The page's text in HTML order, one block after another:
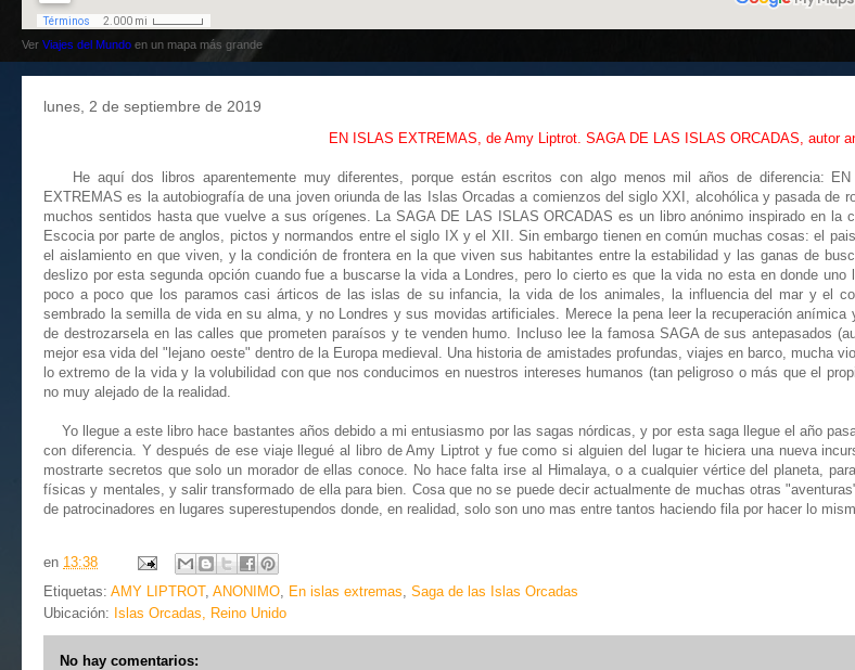
Ver Viajes del Mundo en un mapa más grande
lunes, 2 de septiembre de 2019
EN ISLAS EXTREMAS, de Amy Liptrot. SAGA DE LAS ISLAS ORCADAS, autor
He aquí dos libros aparentemente muy diferentes, porque están escritos con algo menos mil años de diferencia: EN
EXTREMAS es la autobiografía de una joven oriunda de las Islas Orcadas a comienzos del siglo XXI, alcohólica y pasada de
muchos sentidos hasta que vuelve a sus orígenes. La SAGA DE LAS ISLAS ORCADAS es un libro anónimo inspirado en la
Escocia por parte de anglos, pictos y normandos entre el siglo IX y el XII. Sin embargo tienen en común muchas cosas: el
el aislamiento en que viven, y la condición de frontera en la que viven sus habitantes entre la estabilidad y las ganas de
deslizo por esta segunda opción cuando fue a buscarse la vida a Londres, pero lo cierto es que la vida no esta en donde
poco a poco que los paramos casi árticos de las islas de su infancia, la vida de los animales, la influencia del mar y el
sembrado la semilla de vida en su alma, y no Londres y sus movidas artificiales. Merece la pena leer la recuperación
de destrozarsela en las calles que prometen paraísos y te venden humo. Incluso lee la famosa SAGA de sus antepasados
mejor esa vida del "lejano oeste" dentro de la Europa medieval. Una historia de amistades profundas, viajes en barco, mucha
lo extremo de la vida y la volubilidad con que nos conducimos en nuestros intereses humanos (tan peligroso o más que el
no muy alejado de la realidad.
Yo llegue a este libro hace bastantes años debido a mi entusiasmo por las sagas nórdicas, y por esta saga llegue el año
con diferencia. Y después de ese viaje llegué al libro de Amy Liptrot y fue como si alguien del lugar te hiciera una nueva
mostrarte secretos que solo un morador de ellas conoce. No hace falta irse al Himalaya, o a cualquier vértice del planeta,
físicas y mentales, y salir transformado de ella para bien. Cosa que no se puede decir actualmente de muchas otras
de patrocinadores en lugares superestupendos donde, en realidad, solo son uno mas entre tantos haciendo fila por hacer lo
en 13:38
Etiquetas: AMY LIPTROT, ANONIMO, En islas extremas, Saga de las Islas Orcadas
Ubicación: Islas Orcadas, Reino Unido
No hay comentarios: